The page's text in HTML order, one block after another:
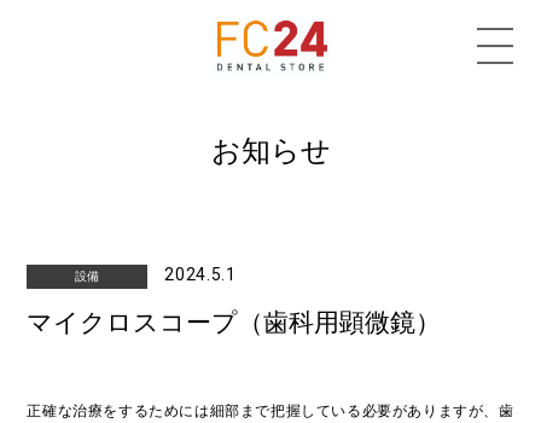
お知らせ
設備 2024.5.1
マイクロスコープ（歯科用顕微鏡）
正確な治療をするためには細部まで把握している必要がありますが、歯